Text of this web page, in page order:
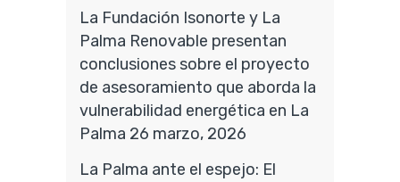
La Fundación Isonorte y La
Palma Renovable presentan
conclusiones sobre el proyecto
de asesoramiento que aborda la
vulnerabilidad energética en La
Palma 26 marzo, 2026
La Palma ante el espejo: El